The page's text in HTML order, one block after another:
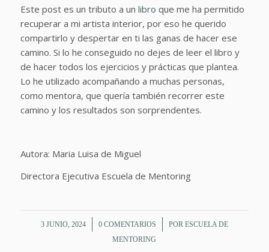
Este post es un tributo a un libro que me ha permitido
recuperar a mi artista interior, por eso he querido
compartirlo y despertar en ti las ganas de hacer ese
camino. Si lo he conseguido no dejes de leer el libro y
de hacer todos los ejercicios y prácticas que plantea.
Lo he utilizado acompañando a muchas personas,
como mentora, que quería también recorrer este
camino y los resultados son sorprendentes.
Autora: Maria Luisa de Miguel
Directora Ejecutiva Escuela de Mentoring
3 JUNIO, 2024
/ 0 COMENTARIOS
/ POR ESCUELA DE
MENTORING